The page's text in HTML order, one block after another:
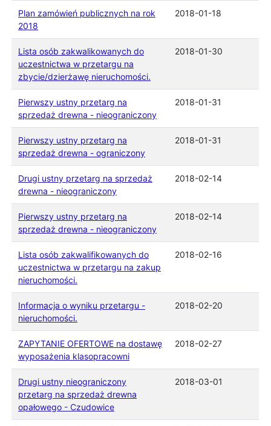
Plan zamówień publicznych na rok
2018
2018-01-18
Lista osób zakwalikowanych do
uczestnictwa w przetargu na
zbycie/dzierżawę nieruchomości.
2018-01-30
Pierwszy ustny przetarg na
sprzedaż drewna - nieograniczony
2018-01-31
Pierwszy ustny przetarg na
sprzedaż drewna - ograniczony
2018-01-31
Drugi ustny przetarg na sprzedaż
drewna - nieograniczony
2018-02-14
Pierwszy ustny przetarg na
sprzedaż drewna - nieograniczony
2018-02-14
Lista osób zakwalifikowanych do
uczestnictwa w przetargu na zakup
nieruchomości.
2018-02-16
Informacja o wyniku przetargu -
nieruchomości.
2018-02-20
ZAPYTANIE OFERTOWE na dostawę
wyposażenia klasopracowni
2018-02-27
Drugi ustny nieograniczony
przetarg na sprzedaż drewna
opałowego - Czudowice
2018-03-01